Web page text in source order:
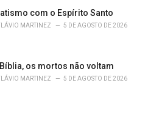
com o Espírito Santo
MARTINEZ 5 DE AGOSTO DE 2026
os mortos não voltam
MARTINEZ 5 DE AGOSTO DE 2026